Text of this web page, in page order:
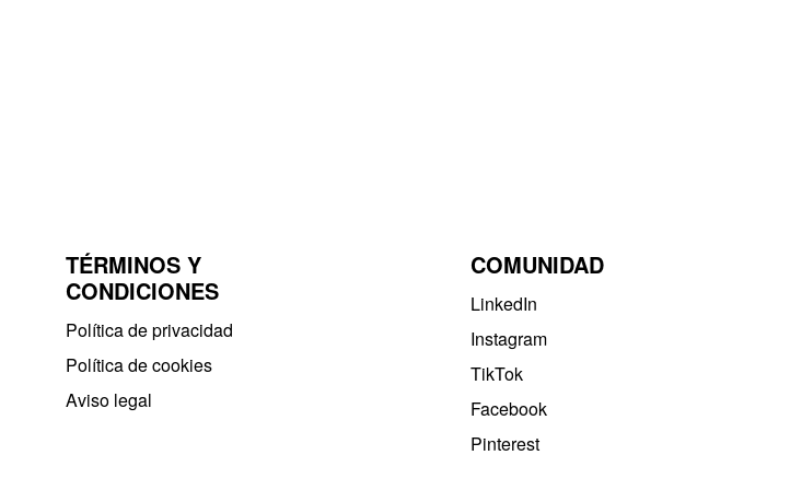
TÉRMINOS Y
CONDICIONES
Política de privacidad​
Política de cookies
Aviso legal
COMUNIDAD
LinkedIn
Instagram
TikTok
Facebook
Pinterest